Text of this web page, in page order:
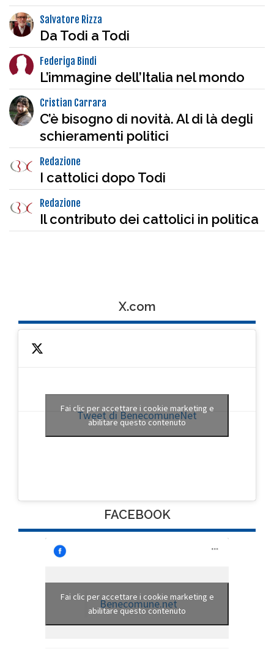
Salvatore Rizza
Da Todi a Todi
Federiga Bindi
L’immagine dell’Italia nel mondo
Cristian Carrara
C’è bisogno di novità. Al di là degli
schieramenti politici
Redazione
I cattolici dopo Todi
Redazione
Il contributo dei cattolici in politica
X.com
Tweet di BenecomuneNet
Fai clic per accettare i cookie marketing e
abilitare questo contenuto
FACEBOOK
Benecomune.net
Fai clic per accettare i cookie marketing e
abilitare questo contenuto